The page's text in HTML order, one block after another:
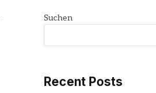
Suchen
Recent Posts